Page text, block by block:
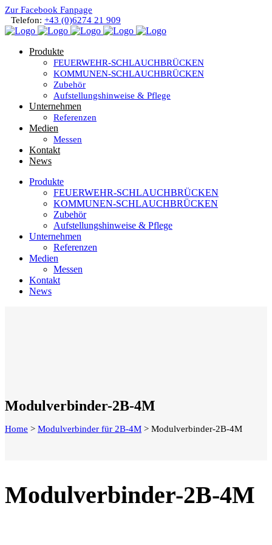
Zur Facebook Fanpage
Telefon: +43 (0)6274 21 909
Produkte
FEUERWEHR-SCHLAUCHBRÜCKEN
KOMMUNEN-SCHLAUCHBRÜCKEN
Zubehör
Aufstellungshinweise & Pflege
Unternehmen
Referenzen
Medien
Messen
Kontakt
News
Produkte
FEUERWEHR-SCHLAUCHBRÜCKEN
KOMMUNEN-SCHLAUCHBRÜCKEN
Zubehör
Aufstellungshinweise & Pflege
Unternehmen
Referenzen
Medien
Messen
Kontakt
News
Modulverbinder-2B-4M
Home > Modulverbinder für 2B-4M > Modulverbinder-2B-4M
Modulverbinder-2B-4M